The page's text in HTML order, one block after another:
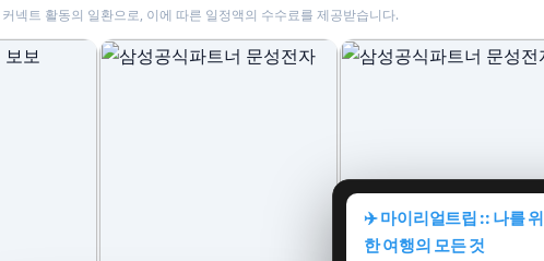
넥트 활동의 일환으로, 이에 따른 일정액의 수수료를 제공받습니다.
✈️ 마이리얼트립 :: 나를 위
한 여행의 모든 것